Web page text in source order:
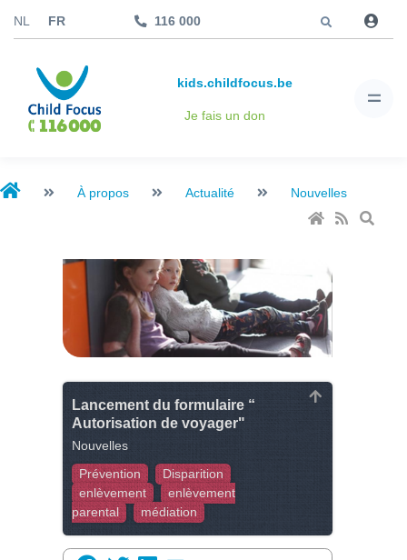
NL FR 116 000
kids.childfocus.be
Je fais un don
À propos Actualité Nouvelles
Lancement du formulaire “
Autorisation de voyager"
Nouvelles
Prévention
Disparition
enlèvement
enlèvement
parental
médiation